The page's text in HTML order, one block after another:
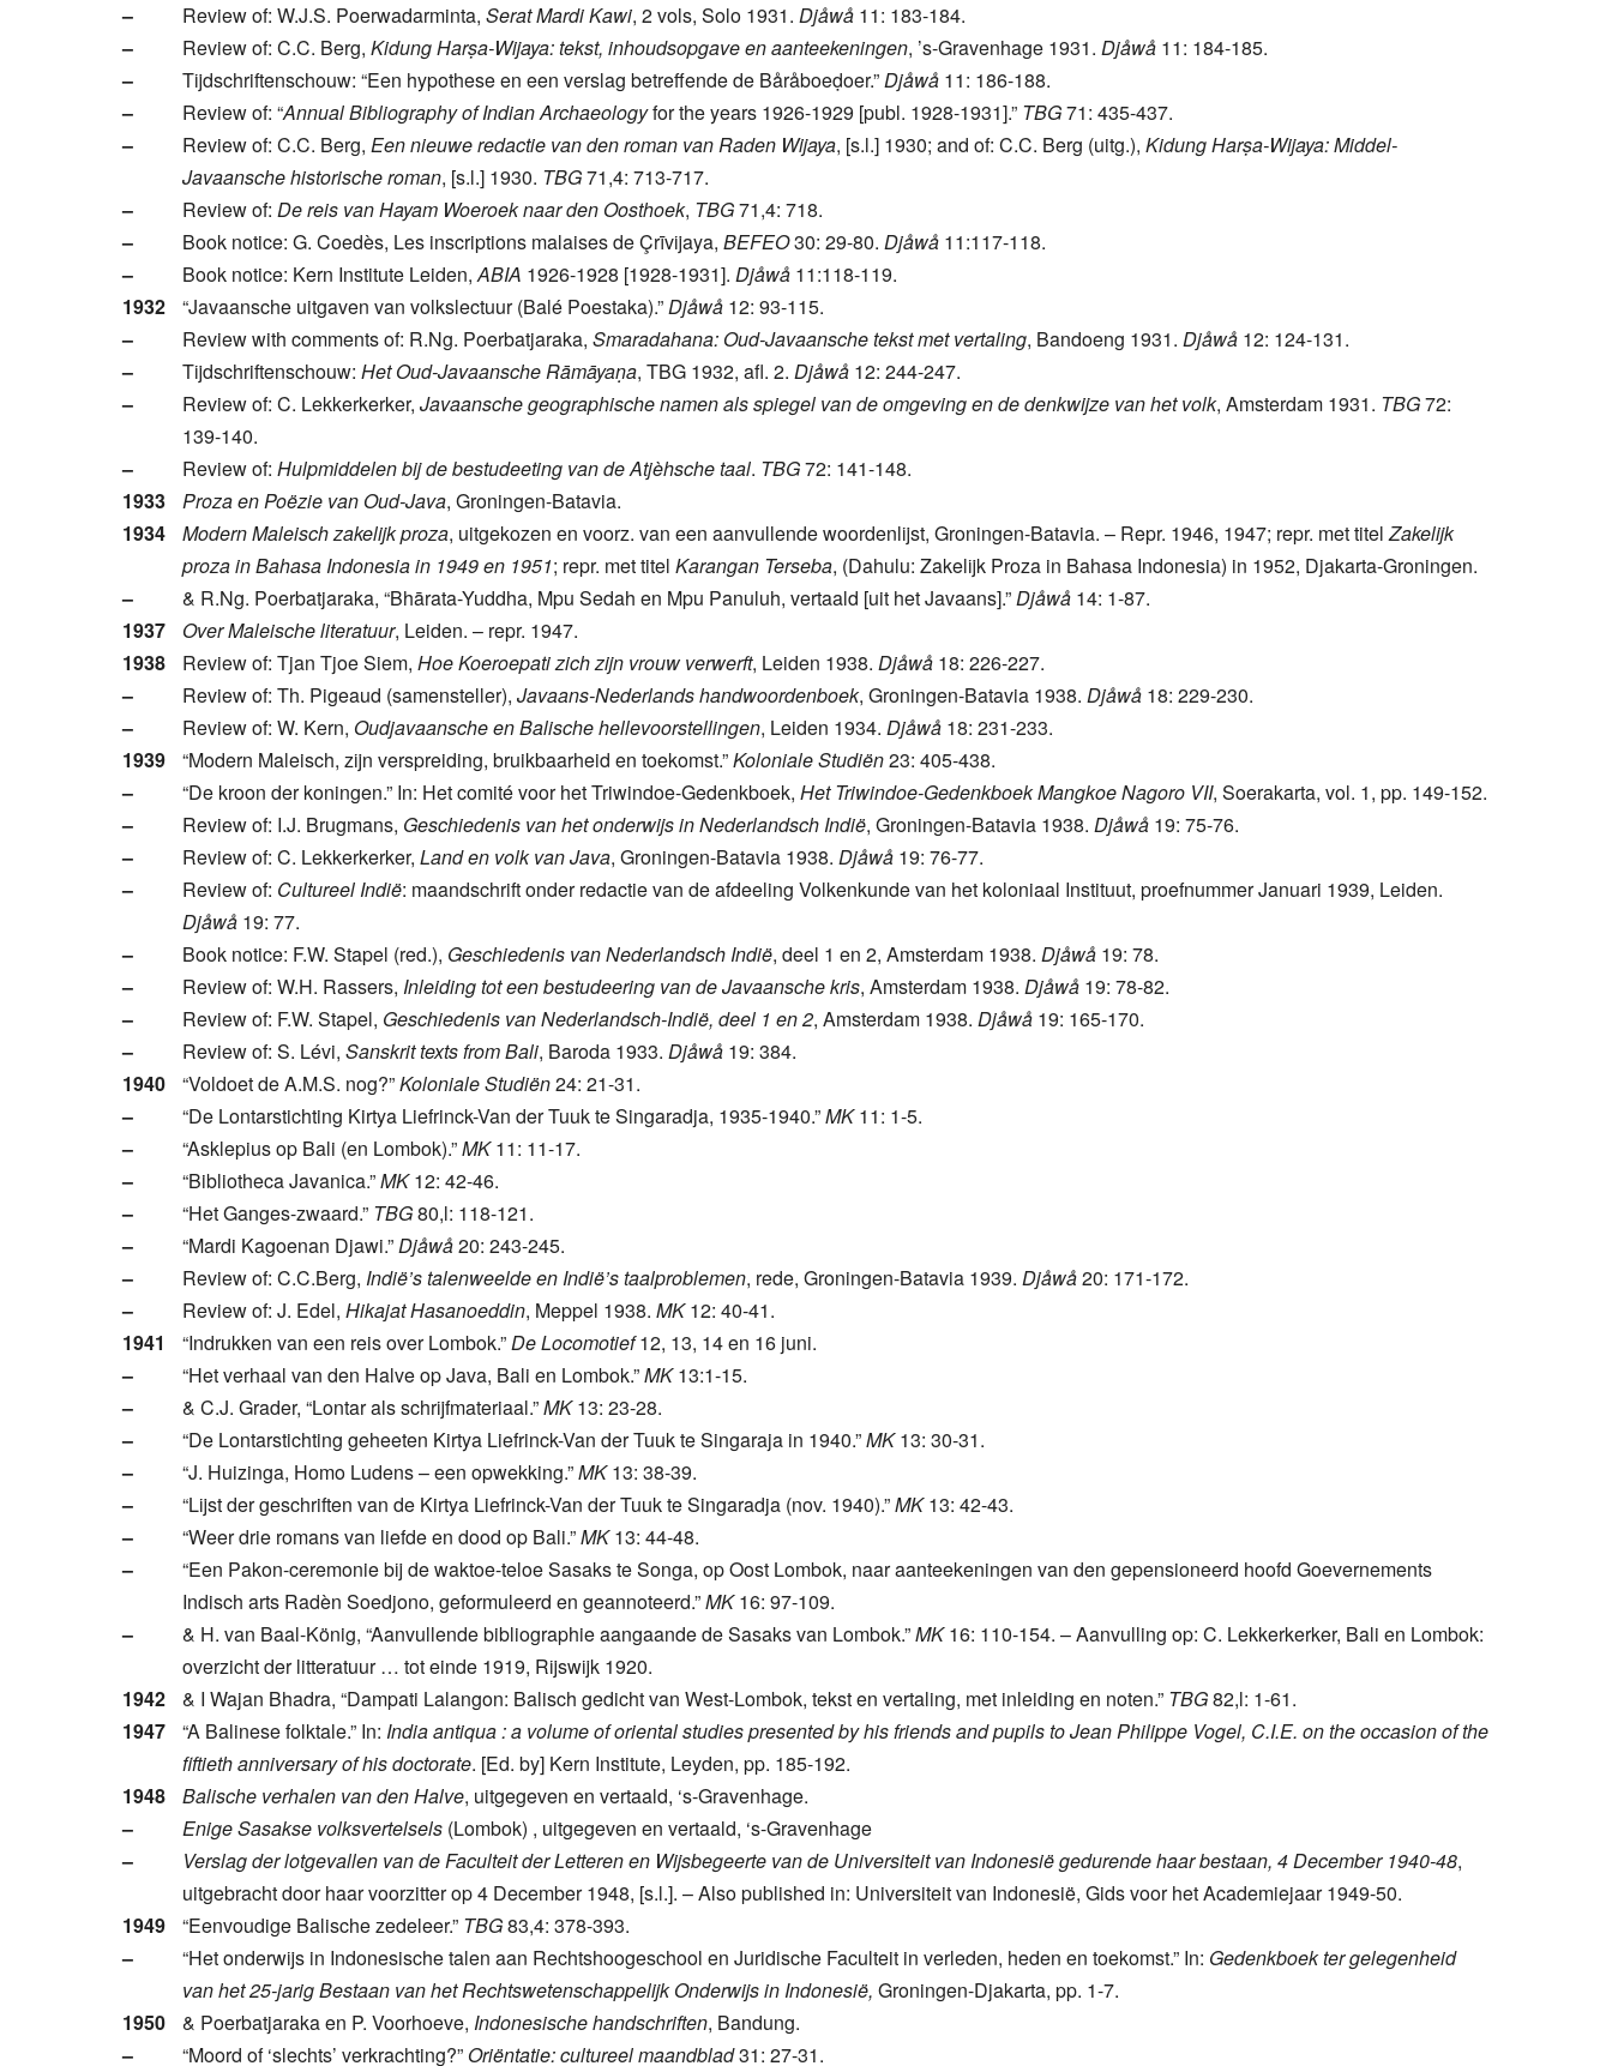
–
Review of: W.J.S. Poerwadarminta, Serat Mardi Kawi, 2 vols, Solo 1931. Djåwå 11: 183-184.
–
Review of: C.C. Berg, Kidung Harṣa-Wijaya: tekst, inhoudsopgave en aanteekeningen, ’s-Gravenhage 1931. Djåwå 11: 184-185.
–
Tijdschriftenschouw: “Een hypothese en een verslag betreffende de Båråboeḍoer.”Djåwå 11: 186-188.
–
Review of: “Annual Bibliography of Indian Archaeologyfor the years 1926-1929 [publ. 1928-1931].” TBG71: 435-437.
–
Review of: C.C. Berg, Een nieuwe redactie van den roman van Raden Wijaya, [s.l.] 1930; and of: C.C. Berg (uitg.), Kidung Harṣa-Wijaya: Middel-
Javaansche historische roman, [s.l.] 1930. TBG71,4: 713-717.
–
Review of: De reis van Hayam Woeroek naar den Oosthoek, TBG71,4: 718.
–
Book notice: G. Coedès, Les inscriptions malaises de Çrīvijaya, BEFEO30: 29-80. Djåwå 11:117-118.
–
Book notice: Kern Institute Leiden,ABIA 1926-1928 [1928-1931]. Djåwå 11:118-119.
1932
“Javaansche uitgaven van volkslectuur (Balé Poestaka).”Djåwå 12: 93-115.
–
Review with comments of: R.Ng. Poerbatjaraka, Smaradahana: Oud-Javaansche tekst met vertaling, Bandoeng 1931. Djåwå 12: 124-131.
–
Tijdschriftenschouw: Het Oud-Javaansche Rāmāyaṇa, TBG 1932, afl. 2. Djåwå 12: 244-247.
–
Review of: C. Lekkerkerker, Javaansche geographische namen als spiegel van de omgeving en de denkwijze van het volk, Amsterdam 1931. TBG72:
139-140.
–
Review of: Hulpmiddelen bij de bestudeeting van de Atjèhsche taal. TBG72: 141-148.
1933
Proza en Poëzie van Oud-Java, Groningen-Batavia.
1934
Modern Maleisch zakelijk proza, uitgekozen en voorz. van een aanvullende woordenlijst, Groningen-Batavia. – Repr. 1946, 1947; repr. met titelZakelijk
proza in Bahasa Indonesia in 1949 en 1951; repr. met titel Karangan Terseba, (Dahulu: Zakelijk Proza in Bahasa Indonesia) in 1952, Djakarta-Groningen.
–
& R.Ng. Poerbatjaraka, “Bhārata-Yuddha, Mpu Sedah en Mpu Panuluh, vertaald [uit het Javaans].”Djåwå 14: 1-87.
1937
Over Maleische literatuur, Leiden. – repr. 1947.
1938
Review of: Tjan Tjoe Siem, Hoe Koeroepati zich zijn vrouw verwerft, Leiden 1938. Djåwå 18: 226-227.
–
Review of: Th. Pigeaud (samensteller), Javaans-Nederlands handwoordenboek, Groningen-Batavia 1938. Djåwå 18: 229-230.
–
Review of: W. Kern, Oudjavaansche en Balische hellevoorstellingen, Leiden 1934. Djåwå 18: 231-233.
1939
“Modern Maleisch, zijn verspreiding, bruikbaarheid en toekomst.”Koloniale Studiën23: 405-438.
–
“De kroon der koningen.” In: Het comité voor het Triwindoe-Gedenkboek, Het Triwindoe-Gedenkboek Mangkoe Nagoro VII, Soerakarta, vol. 1, pp. 149-152.
–
Review of: I.J. Brugmans, Geschiedenis van het onderwijs in Nederlandsch Indië, Groningen-Batavia 1938. Djåwå 19: 75-76.
–
Review of: C. Lekkerkerker, Land en volk van Java, Groningen-Batavia 1938. Djåwå 19: 76-77.
–
Review of: Cultureel Indië: maandschrift onder redactie van de afdeeling Volkenkunde van het koloniaal Instituut, proefnummer Januari 1939, Leiden.
Djåwå 19: 77.
–
Book notice: F.W. Stapel (red.), Geschiedenis van Nederlandsch Indië, deel 1 en 2, Amsterdam 1938. Djåwå 19: 78.
–
Review of: W.H. Rassers, Inleiding tot een bestudeering van de Javaansche kris, Amsterdam 1938. Djåwå 19: 78-82.
–
Review of: F.W. Stapel, Geschiedenis van Nederlandsch-Indië, deel 1 en 2, Amsterdam 1938. Djåwå 19: 165-170.
–
Review of: S. Lévi, Sanskrit texts from Bali, Baroda 1933. Djåwå 19: 384.
1940
“Voldoet de A.M.S. nog?”Koloniale Studiën24: 21-31.
–
“De Lontarstichting Kirtya Liefrinck-Van der Tuuk te Singaradja, 1935-1940.”MK11: 1-5.
–
“Asklepius op Bali (en Lombok).”MK11: 11-17.
–
“Bibliotheca Javanica.”MK12: 42-46.
–
“Het Ganges-zwaard.” TBG80,l: 118-121.
–
“Mardi Kagoenan Djawi.”Djåwå20: 243-245.
–
Review of: C.C.Berg, Indië’s talenweelde en Indië’s taalproblemen, rede, Groningen-Batavia 1939. Djåwå20: 171-172.
–
Review of: J. Edel, Hikajat Hasanoeddin, Meppel 1938. MK12: 40-41.
1941
“Indrukken van een reis over Lombok.”De Locomotief12, 13, 14 en 16 juni.
–
“Het verhaal van den Halve op Java, Bali en Lombok.”MK13:1-15.
–
& C.J. Grader, “Lontar als schrijfmateriaal.”MK13: 23-28.
–
“De Lontarstichting geheeten Kirtya Liefrinck-Van der Tuuk te Singaraja in 1940.”MK13: 30-31.
–
“J. Huizinga, Homo Ludens – een opwekking.”MK13: 38-39.
–
“Lijst der geschriften van de Kirtya Liefrinck-Van der Tuuk te Singaradja (nov. 1940).”MK13: 42-43.
–
“Weer drie romans van liefde en dood op Bali.”MK13: 44-48.
–
“Een Pakon-ceremonie bij de waktoe-teloe Sasaks te Songa, op Oost Lombok, naar aanteekeningen van den gepensioneerd hoofd Goevernements
Indisch arts Radèn Soedjono, geformuleerd en geannoteerd.”MK16: 97-109.
–
& H. van Baal-König, “Aanvullende bibliographie aangaande de Sasaks van Lombok.”MK16: 110-154. – Aanvulling op: C. Lekkerkerker, Bali en Lombok:
overzicht der litteratuur … tot einde 1919, Rijswijk 1920.
1942
& I Wajan Bhadra, “Dampati Lalangon: Balisch gedicht van West-Lombok, tekst en vertaling, met inleiding en noten.” TBG82,l: 1-61.
1947
“A Balinese folktale.” In: India antiqua : a volume of oriental studies presented by his friends and pupils to Jean Philippe Vogel, C.I.E. on the occasion of the
fiftieth anniversary of his doctorate. [Ed. by] Kern Institute, Leyden, pp. 185-192.
1948
Balische verhalen van den Halve, uitgegeven en vertaald, ‘s-Gravenhage.
–
Enige Sasakse volksvertelsels (Lombok) , uitgegeven en vertaald, ‘s-Gravenhage
–
Verslag der lotgevallen van de Faculteit der Letteren en Wijsbegeerte van de Universiteit van Indonesië gedurende haar bestaan, 4 December 1940-48,
uitgebracht door haar voorzitter op 4 December 1948, [s.l.]. – Also published in: Universiteit van Indonesië, Gids voor het Academiejaar 1949-50.
1949
“Eenvoudige Balische zedeleer.” TBG83,4: 378-393.
–
“Het onderwijs in Indonesische talen aan Rechtshoogeschool en Juridische Faculteit in verleden, heden en toekomst.” In: Gedenkboek ter gelegenheid
van het 25-jarig Bestaan van het Rechtswetenschappelijk Onderwijs in Indonesië, Groningen-Djakarta, pp. 1-7.
1950
& Poerbatjaraka en P. Voorhoeve, Indonesische handschriften, Bandung.
–
“Moord of ‘slechts’ verkrachting?” Oriëntatie: cultureel maandblad31: 27-31.